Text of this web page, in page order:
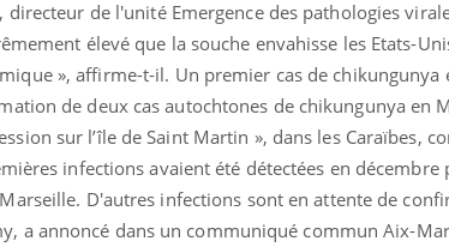
directeur de l'unité Emergence des pathologies
élevé que la souche envahisse les Etats-
», affirme-t-il. Un premier cas de chikungunya
de deux cas autochtones de chikungunya en
sur l’île de Saint Martin », dans les Caraïbes,
infections avaient été détectées en décembre
D'autres infections sont en attente de
a annoncé dans un communiqué commun Aix-